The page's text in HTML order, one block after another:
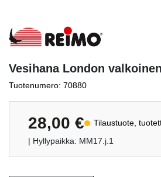
Vesihana London valkoinen
Tuotenumero: 70880
28,00 € Tilaustuote,
| Hyllypaikka: MM17.j.1